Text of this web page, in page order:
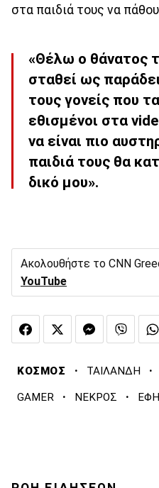
στα παιδιά τους να
«Θέλω ο θάνατος
σταθεί ως
τους γονείς που
εθισμένοι στα
να είναι πιο
παιδιά τους θα
δικό μου».
Ακολουθήστε το CNN
YouTube
ΚΟΣΜΟΣ · ΤΑΙΛΑΝΔΗ ·
GAMER · ΝΕΚΡΟΣ ·